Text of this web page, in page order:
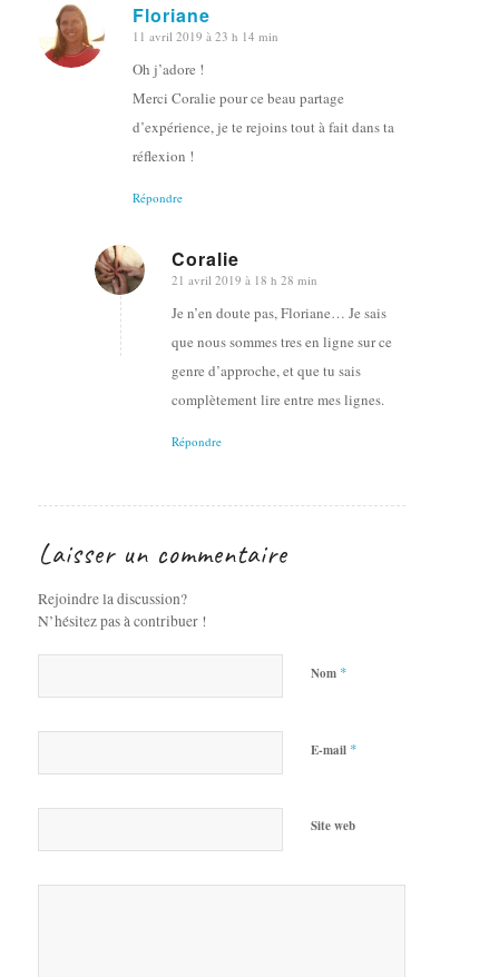
Floriane
dit
:
11 avril 2019 à 23 h 14 min
Oh j’adore !
Merci Coralie pour ce beau partage
d’expérience, je te rejoins tout à fait dans ta
réflexion !
Répondre
Coralie
dit
21 avril 2019 à 18 h 28 min
Je n’en doute pas, Floriane… Je sais
que nous sommes tres en ligne sur ce
genre d’approche, et que tu sais
complètement lire entre mes lignes.
Répondre
Laisser un commentaire
Rejoindre la discussion?
N’hésitez pas à contribuer !
Nom *
E-mail *
Site web